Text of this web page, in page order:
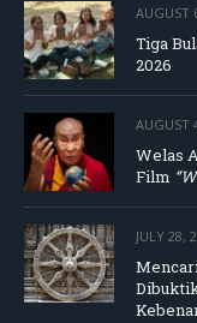
AUGUST
Tiga
2026
AUGUST
Welas
Film
JULY 28,